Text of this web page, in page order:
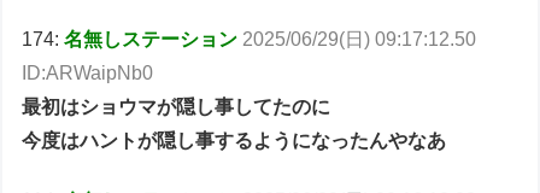
174:名無しステーション 2025/06/29(日) 09:17:12.50
ID:ARWaipNb0
最初はショウマが隠し事してたのに
今度はハントが隠し事するようになったんやなあ